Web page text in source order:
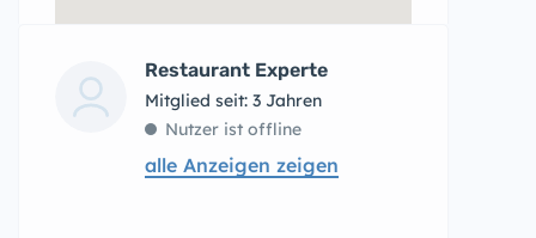
Restaurant Experte
Mitglied seit: 3 Jahren
Nutzer ist offline
alle Anzeigen zeigen